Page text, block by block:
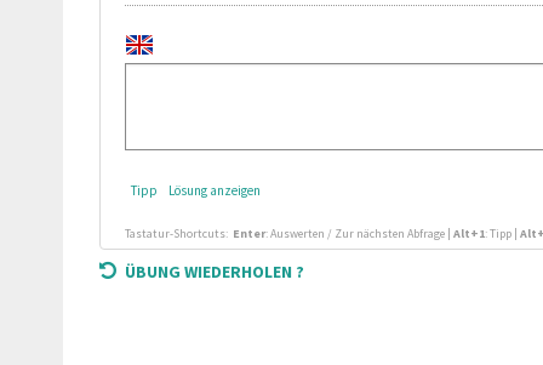
Tipp Lösung anzeigen
Tastatur-Shortcuts: Enter: Auswerten / Zur nächsten Abfrage | Alt+1: Tipp |
ÜBUNG WIEDERHOLEN ?